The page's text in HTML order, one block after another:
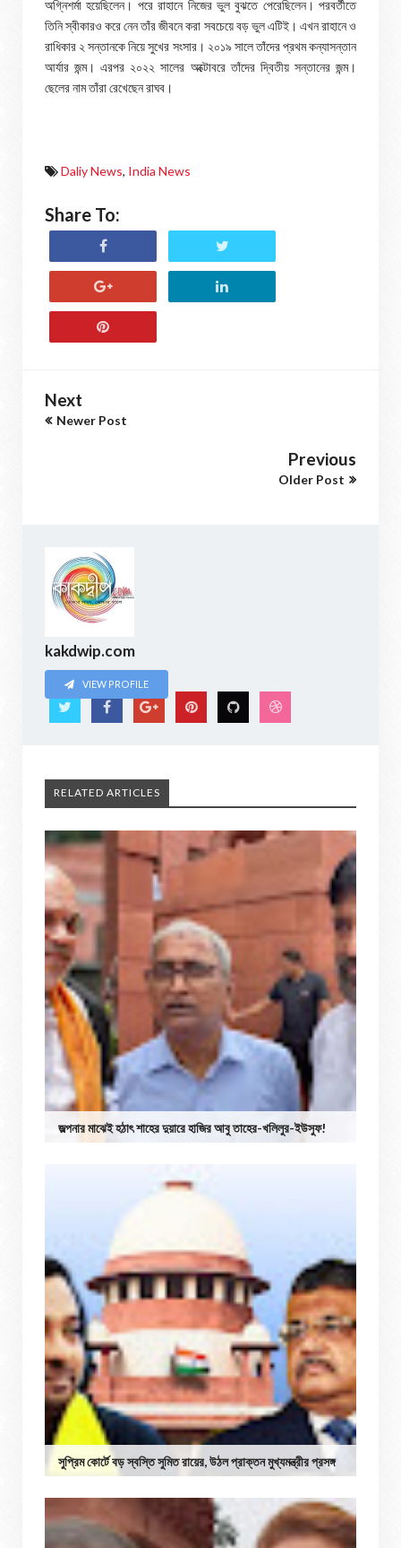
অগ্নিশর্মা হয়েছিলেন। পরে রাহানে নিজের ভুল বুঝতে পেরেছিলেন। পরবর্তীতে
তিনি স্বীকারও করে নেন তাঁর জীবনে করা সবচেয়ে বড় ভুল এটিই। এখন রাহানে ও
রাধিকার ২ সন্তানকে নিয়ে সুখের সংসার। ২০১৯ সালে তাঁদের প্রথম কন্যাসন্তান
আর্যার জন্ম। এরপর ২০২২ সালের অক্টোবরে তাঁদের দ্বিতীয় সন্তানের জন্ম।
ছেলের নাম তাঁরা রেখেছেন রাঘব।
Daliy News, India News
Share To:
Next
Newer Post
Previous
Older Post
kakdwip.com
VIEW PROFILE
RELATED ARTICLES
জল্পনার মাঝেই হঠাৎ শাহের দুয়ারে হাজির আবু তাহের-খলিলুর-ইউসুফ!
সুপ্রিম কোর্টে বড় স্বস্তি সুমিত রায়ের, উঠল প্রাক্তন মুখ্যমন্ত্রীর প্রসঙ্গ